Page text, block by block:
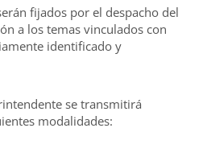
fijados por el despacho del
a los temas vinculados con
identificado y
se transmitirá
modalidades: